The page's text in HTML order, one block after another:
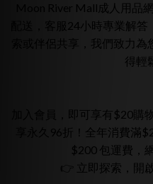
Moon River Mall成人用品
配送，客服24小時專業解
索或伴侶共享，我們致力
得輕
加入會員，即可享有$20購
享永久96折！全年消費滿
$200 包運費，
👉 立即探索，開